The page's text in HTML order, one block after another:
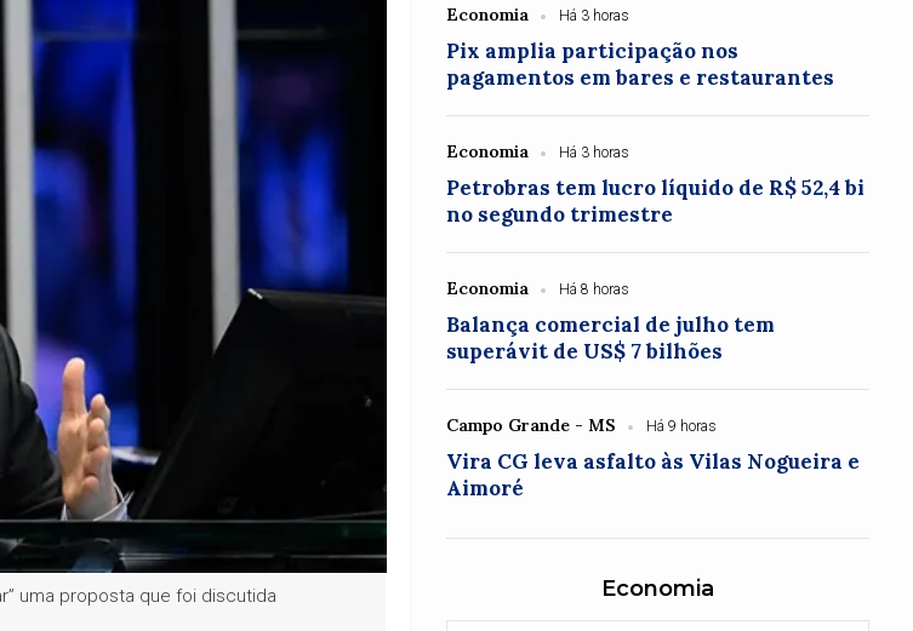
uma proposta que foi discutida
Economia Há 3 horas
Pix amplia participação nos
pagamentos em bares e restaurantes
Economia Há 3 horas
Petrobras tem lucro líquido de R$ 52,4 bi
no segundo trimestre
Economia Há 8 horas
Balança comercial de julho tem
superávit de US$ 7 bilhões
Campo Grande - MS Há 9 horas
Vira CG leva asfalto às Vilas Nogueira e
Aimoré
Economia